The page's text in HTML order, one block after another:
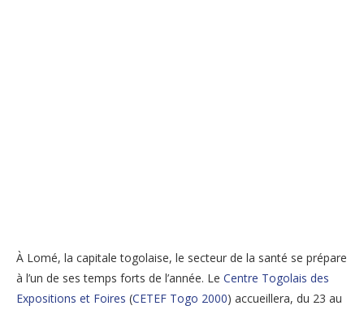
À Lomé, la capitale togolaise, le secteur de la santé se prépare
à l’un de ses temps forts de l’année. Le Centre Togolais des
Expositions et Foires (CETEF Togo 2000) accueillera, du 23 au